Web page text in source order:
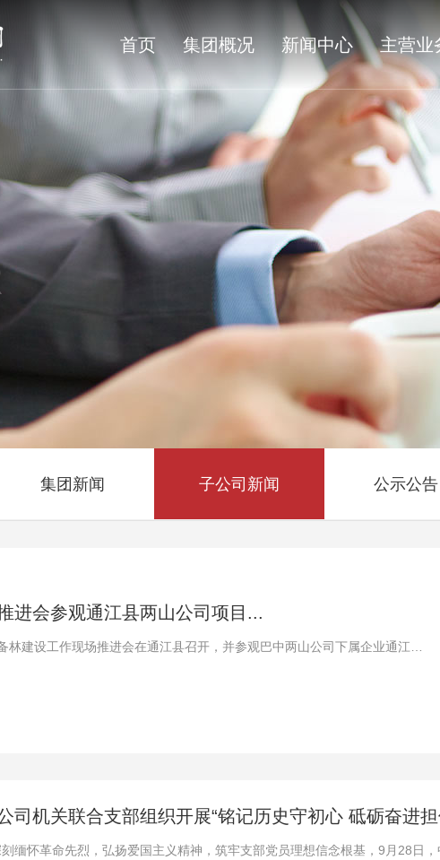
首页 集团概况 新闻中心 主营业
集团新闻 子公司新闻 公示公告
进会参观通江县两山公司项目...
建设工作现场推进会在通江县召开，并参观巴中两山公司下属企业通江县
司机关联合支部组织开展“铭记历史守初心 砥砺奋进
缅怀革命先烈，弘扬爱国主义精神，筑牢支部党员理想信念根基，9月28日